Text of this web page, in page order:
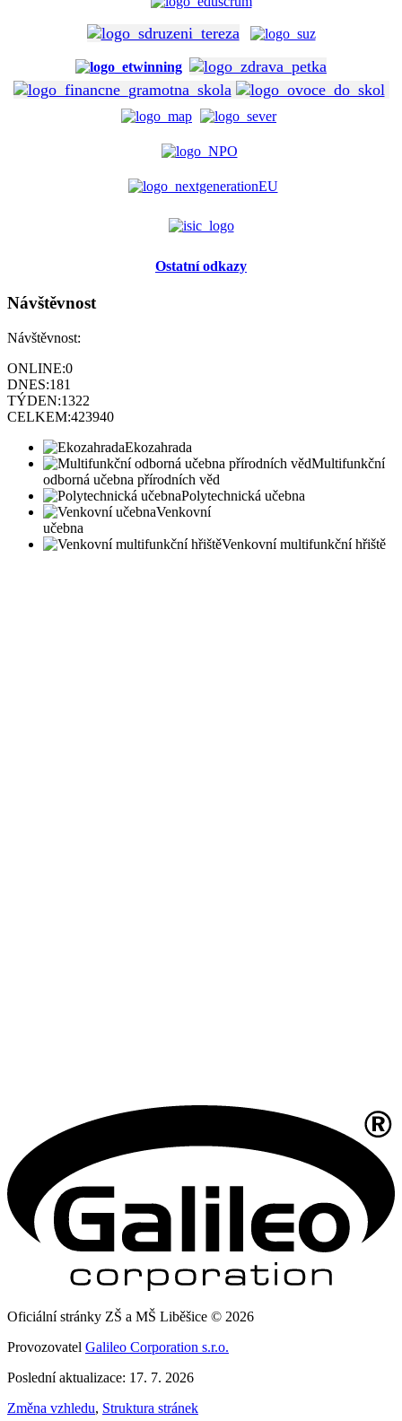
Ostatní odkazy
Návštěvnost
Návštěvnost:
ONLINE:0
DNES:181
TÝDEN:1322
CELKEM:423940
Ekozahrada
Multifunkční
odborná učebna přírodních věd
Polytechnická učebna
Venkovní
učebna
Venkovní multifunkční hřiště
Oficiální stránky ZŠ a MŠ Liběšice © 2026
Provozovatel Galileo Corporation s.r.o.
Poslední aktualizace: 17. 7. 2026
Změna vzhledu, Struktura stránek